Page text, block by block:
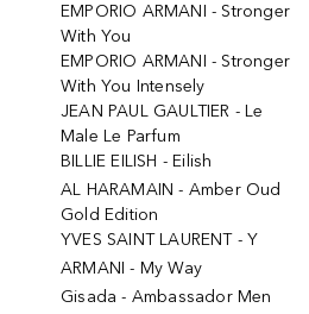
EMPORIO ARMANI - Stronger
With You
EMPORIO ARMANI - Stronger
With You Intensely
JEAN PAUL GAULTIER - Le
Male Le Parfum
BILLIE EILISH - Eilish
AL HARAMAIN - Amber Oud
Gold Edition
YVES SAINT LAURENT - Y
ARMANI - My Way
Gisada - Ambassador Men